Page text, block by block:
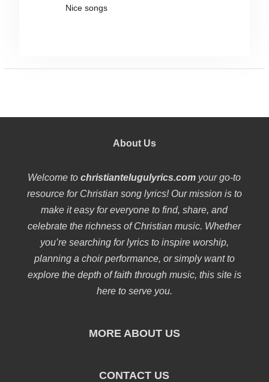
Nice songs
About Us
Welcome tochristiantelugulyrics.com your go-to
resource for Christian song lyrics! Our mission is to
make it easy for everyone to find, share, and
celebrate the richness of Christian music. Whether
you’re searching for lyrics to inspire worship,
planning a choir performance, or simply want to
explore the depth of faith through music, this site is
here to serve you.
MORE ABOUT US
CONTACT US